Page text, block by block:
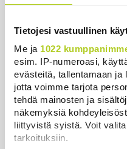
Tietojesi vastuullinen
Me ja 1022
esim. IP-numeroasi,
evästeitä, tallentamaan ja
jotta voimme tarjota
tehdä mainosten ja
näkemyksiä
liittyvistä syistä. Voit
tarkoituksiin.
Uutiset | 5.8.2026 22:15
Nämä ihmiset
herkemmin sydän- ja
verisuonitauteihin,
Uutiset | 5.8.2026 22:01
Ukrainan mukaan
ohjusta ei kyetty
iskussa, jossa kuoli
ihmistä